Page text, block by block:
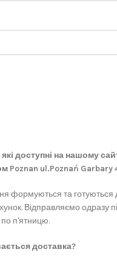
які доступні на нашому
Poznan ul.Poznań Garbary
формуються та готуються
Відправляємо одразу
по п'ятницю.
доставка?